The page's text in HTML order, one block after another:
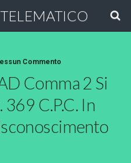
Commento
Comma 2 Si
369 C.p.c. In